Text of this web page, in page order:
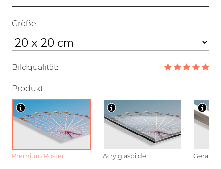
Größe
Bildqualität:
Produkt
Premium Poster Acrylglasbilder